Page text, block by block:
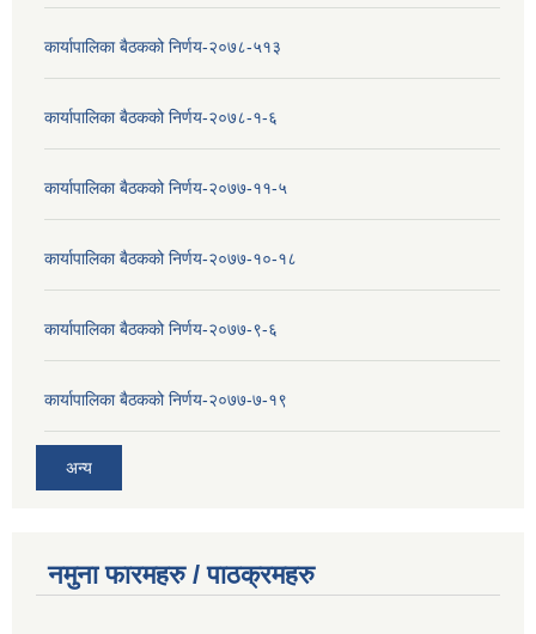
कार्यापालिका बैठकको निर्णय-२०७८-५१३
कार्यापालिका बैठकको निर्णय-२०७८-१-६
कार्यापालिका बैठकको निर्णय-२०७७-११-५
कार्यापालिका बैठकको निर्णय-२०७७-१०-१८
कार्यापालिका बैठकको निर्णय-२०७७-९-६
कार्यापालिका बैठकको निर्णय-२०७७-७-१९
अन्य
नमुना फारमहरु / पाठक्रमहरु